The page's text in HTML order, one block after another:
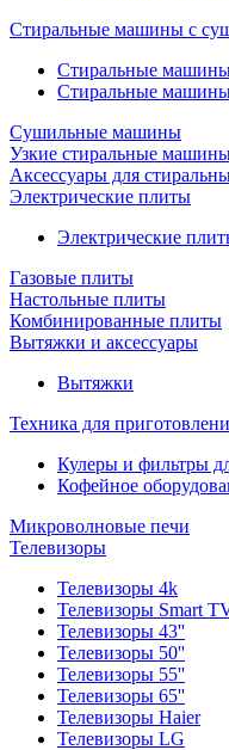
Стиральные машины с
Стиральные
Стиральные
Сушильные машины
Узкие стиральные
Аксессуары для
Электрические плиты
Электрические
Газовые плиты
Настольные плиты
Комбинированные плиты
Вытяжки и аксессуары
Вытяжки
Техника для
Кулеры и фильтры
Кофейное
Микроволновые печи
Телевизоры
Телевизоры 4k
Телевизоры Smart
Телевизоры 43''
Телевизоры 50''
Телевизоры 55''
Телевизоры 65''
Телевизоры Haier
Телевизоры LG